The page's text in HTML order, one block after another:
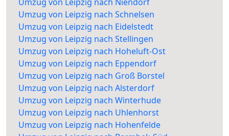
Umzug von Leipzig nach Schnelsen
Umzug von Leipzig nach Eidelstedt
Umzug von Leipzig nach Stellingen
Umzug von Leipzig nach Hoheluft-Ost
Umzug von Leipzig nach Eppendorf
Umzug von Leipzig nach Groß Borstel
Umzug von Leipzig nach Alsterdorf
Umzug von Leipzig nach Winterhude
Umzug von Leipzig nach Uhlenhorst
Umzug von Leipzig nach Hohenfelde